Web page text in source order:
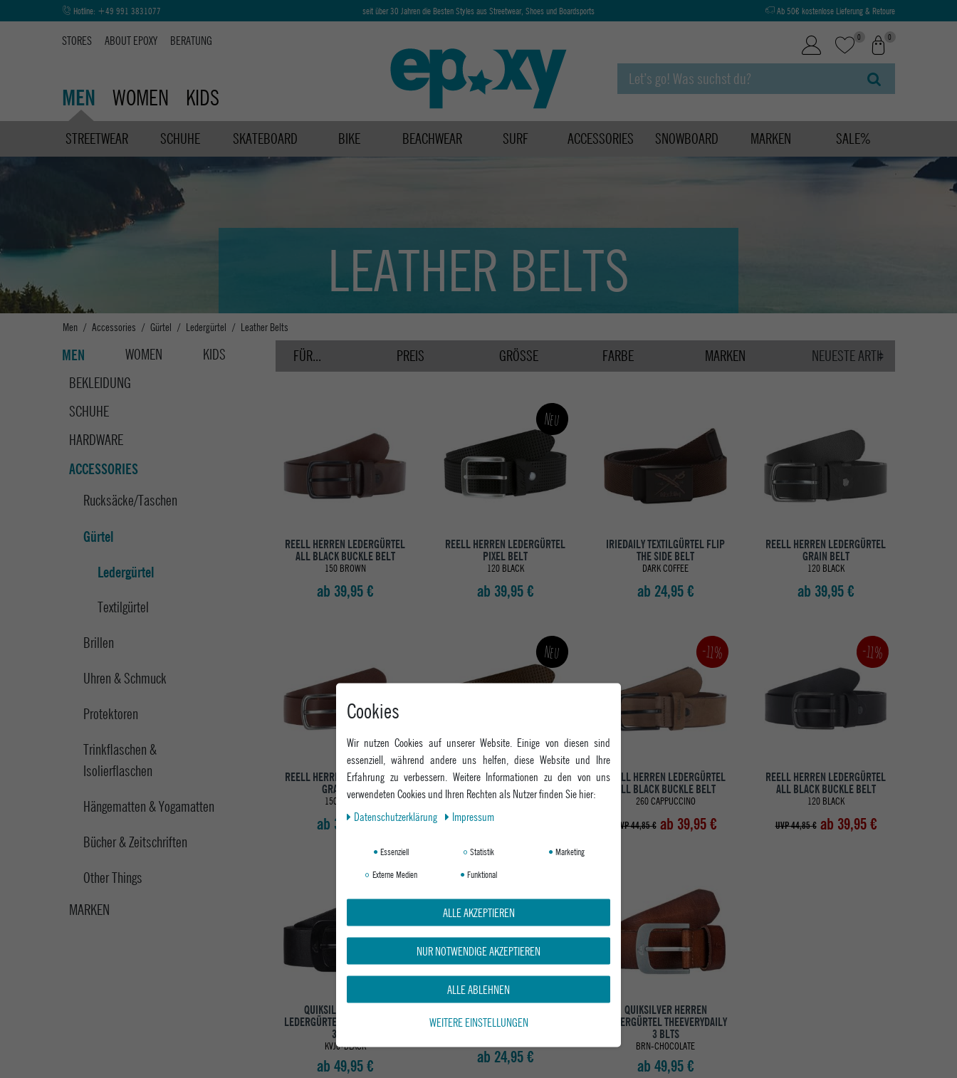
Hotline: +49 991 3831077 seit über 30 Jahren die Besten Styles aus Streetwear, Shoes und Boardsports Ab 50€ kostenlose Lieferung & Retoure
STORES ABOUT EPOXY BERATUNG
MEN WOMEN KIDS
0 0
STREETWEAR SCHUHE SKATEBOARD BIKE BEACHWEAR SURF ACCESSORIES SNOWBOARD MARKEN SALE%
LEATHER BELTS
Men Accessories Gürtel Ledergürtel Leather Belts
MEN WOMEN
KIDS
BEKLEIDUNG
SCHUHE
HARDWARE
ACCESSORIES
Rucksäcke/Taschen
Gürtel
Ledergürtel
Textilgürtel
Brillen
Uhren & Schmuck
Protektoren
Trinkflaschen &
Isolierflaschen
Hängematten & Yogamatten
Bücher & Zeitschriften
Other Things
MARKEN
FÜR... PREIS GRÖSSE FARBE MARKEN
REELL HERREN LEDERGÜRTEL
ALL BLACK BUCKLE BELT
150 BROWN
ab 39,95 €
Neu
REELL HERREN LEDERGÜRTEL
PIXEL BELT
120 BLACK
ab 39,95 €
IRIEDAILY TEXTILGÜRTEL FLIP
THE SIDE BELT
DARK COFFEE
ab 24,95 €
REELL HERREN LEDERGÜRTEL
GRAIN BELT
120 BLACK
ab 39,95 €
REELL HERREN LEDERGÜRTEL
GRAIN BELT
150 BROWN
ab 39,95 €
Neu
REELL HERREN LEDERGÜRTEL
PIXEL BELT
150 BROWN
ab 39,95 €
-11%
REELL HERREN LEDERGÜRTEL
ALL BLACK BUCKLE BELT
260 CAPPUCCINO
UVP 44,85 € ab 39,95 €
-11%
REELL HERREN LEDERGÜRTEL
ALL BLACK BUCKLE BELT
120 BLACK
UVP 44,85 € ab 39,95 €
QUIKSILVER HERREN
LEDERGÜRTEL THEEVERYDAILY
3 BLTS
KVJ0-BLACK
ab 49,95 €
THE SIDE BELT
ab 24,95 €
QUIKSILVER HERREN
LEDERGÜRTEL THEEVERYDAILY
3 BLTS
BRN-CHOCOLATE
ab 49,95 €
Cookies
Wir nutzen Cookies auf unserer Website. Einige von diesen sind
essenziell, während andere uns helfen, diese Website und Ihre
Erfahrung zu verbessern. Weitere Informationen zu den von uns
verwendeten Cookies und Ihren Rechten als Nutzer finden Sie hier:
Daten­schutz­erklärung
Impressum
Essenziell Statistik
Marketing
Externe Medien
Funktional
ALLE AKZEPTIEREN
NUR NOTWENDIGE AKZEPTIEREN
ALLE ABLEHNEN
WEITERE EINSTELLUNGEN